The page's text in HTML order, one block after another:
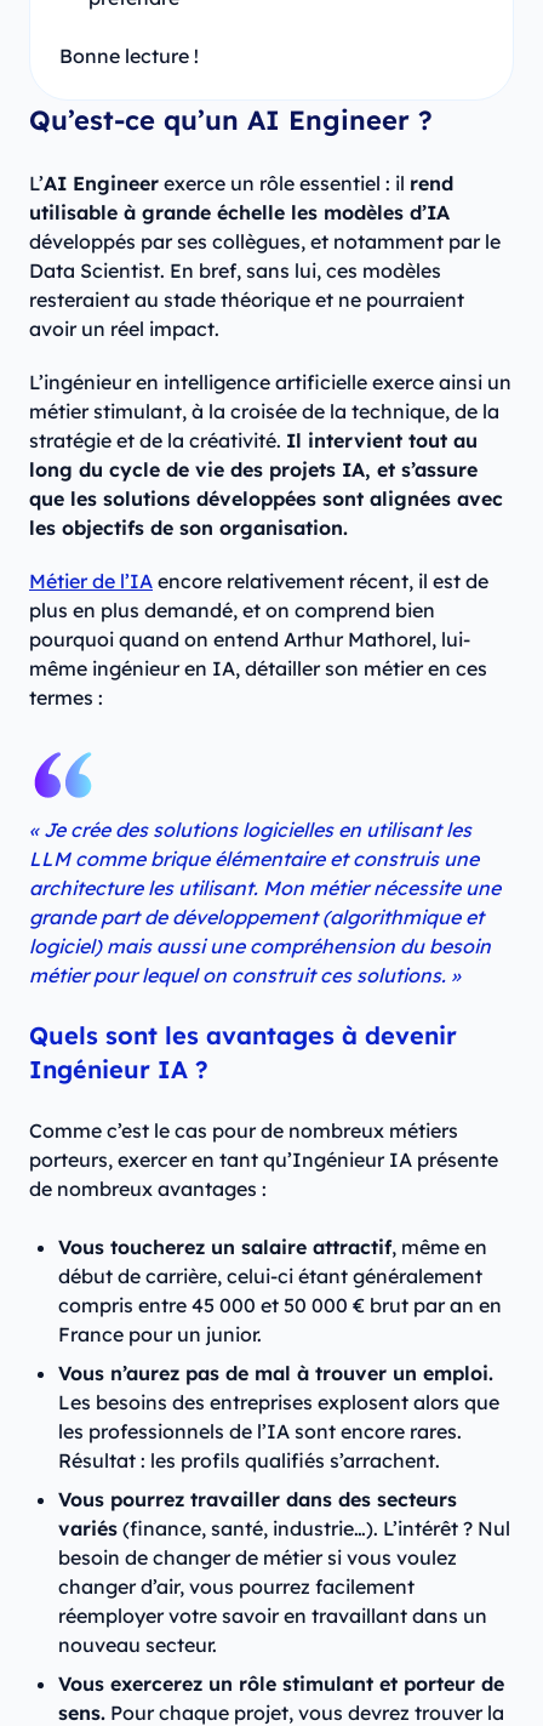
Bonne lecture !
Qu’est-ce qu’un AI Engineer ?
L’AI Engineer exerce un rôle essentiel : il rend
utilisable à grande échelle les modèles d’IA
développés par ses collègues, et notamment par le
Data Scientist. En bref, sans lui, ces modèles
resteraient au stade théorique et ne pourraient
avoir un réel impact.
L’ingénieur en intelligence artificielle exerce ainsi un
métier stimulant, à la croisée de la technique, de la
stratégie et de la créativité. Il intervient tout au
long du cycle de vie des projets IA, et s’assure
que les solutions développées sont alignées avec
les objectifs de son organisation.
Métier de l’IA encore relativement récent, il est de
plus en plus demandé, et on comprend bien
pourquoi quand on entend Arthur Mathorel, lui-
même ingénieur en IA, détailler son métier en ces
termes :
« Je crée des solutions logicielles en utilisant les
LLM comme brique élémentaire et construis une
architecture les utilisant. Mon métier nécessite une
grande part de développement (algorithmique et
logiciel) mais aussi une compréhension du besoin
métier pour lequel on construit ces solutions. »
Quels sont les avantages à devenir
Ingénieur IA ?
Comme c’est le cas pour de nombreux métiers
porteurs, exercer en tant qu’Ingénieur IA présente
de nombreux avantages :
Vous toucherez un salaire attractif, même en
début de carrière, celui-ci étant généralement
compris entre 45 000 et 50 000 € brut par an en
France pour un junior.
Vous n’aurez pas de mal à trouver un emploi.
Les besoins des entreprises explosent alors que
les professionnels de l’IA sont encore rares.
Résultat : les profils qualifiés s’arrachent.
Vous pourrez travailler dans des secteurs
variés (finance, santé, industrie…). L’intérêt ? Nul
besoin de changer de métier si vous voulez
changer d’air, vous pourrez facilement
réemployer votre savoir en travaillant dans un
nouveau secteur.
Vous exercerez un rôle stimulant et porteur de
sens. Pour chaque projet, vous devrez trouver la